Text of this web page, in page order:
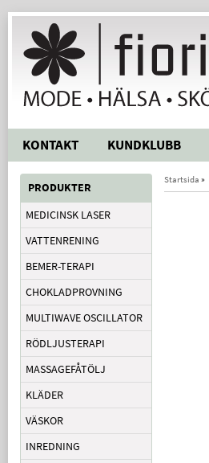
KONTAKT KUNDKLUBB
PRODUKTER
MEDICINSK LASER
VATTENRENING
BEMER-TERAPI
CHOKLADPROVNING
MULTIWAVE OSCILLATOR
RÖDLJUSTERAPI
MASSAGEFÅTÖLJ
KLÄDER
VÄSKOR
INREDNING
Startsida »